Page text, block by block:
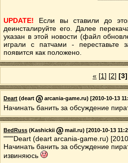
UPDATE! Если вы ставили до
деинсталируйте его. Далее
указан в этой новости (файл
играли с патчами - переставьте
появится как положено.
« [1] [2] [3]
Deart (deart arcania-game.ru) [2010-10-13
Начинать банить за обсуждение
BedRuss (Kashickii mail.ru) [2010-10-13
""""Deart (deart arcania-game.ru)
Начинать банить за обсуждение
извиняюсь